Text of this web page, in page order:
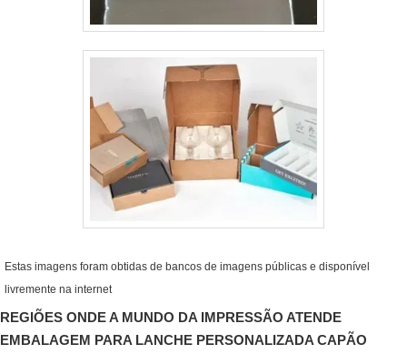
Estas imagens foram obtidas de bancos de imagens públicas e disponível
livremente na internet
REGIÕES ONDE A MUNDO DA IMPRESSÃO ATENDE
EMBALAGEM PARA LANCHE PERSONALIZADA CAPÃO